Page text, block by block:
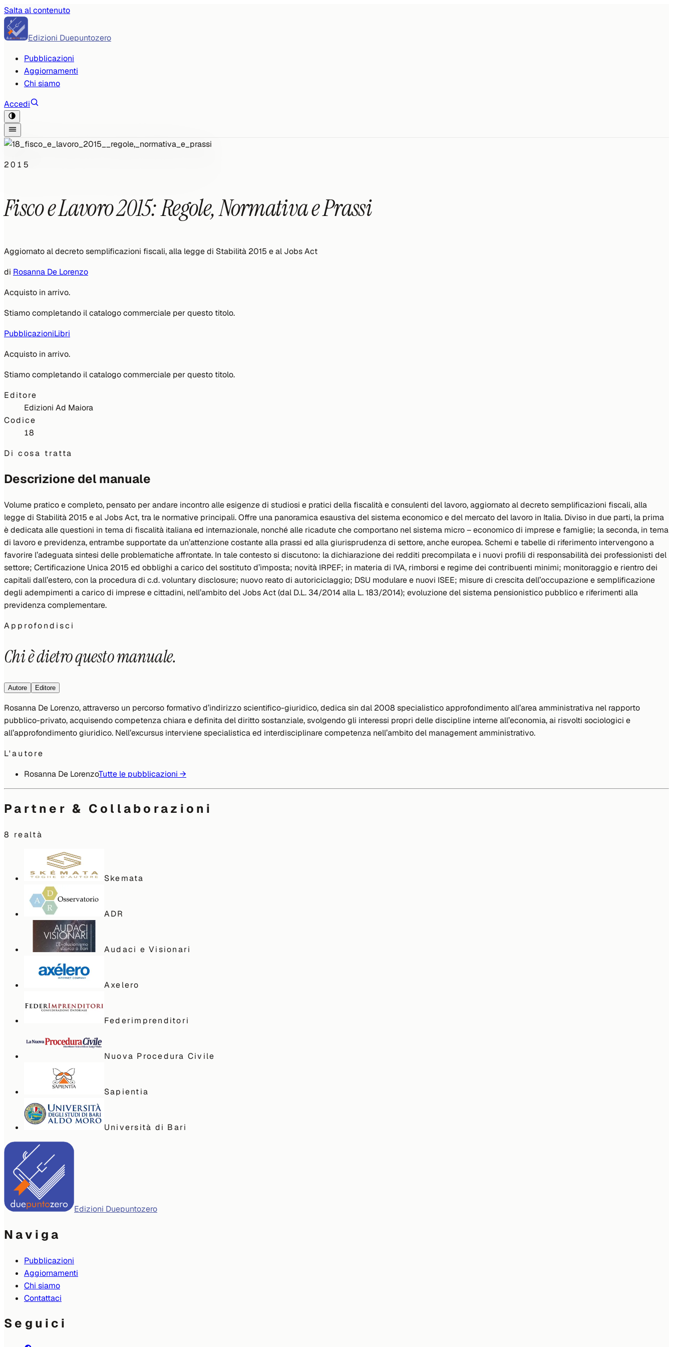
Salta al contenuto
Edizioni Duepuntozero
Pubblicazioni
Aggiornamenti
Chi siamo
Accedi
2015
Fisco e Lavoro 2015: Regole, Normativa e Prassi
Aggiornato al decreto semplificazioni fiscali, alla legge di Stabilità 2015 e al Jobs Act
di Rosanna De Lorenzo
Acquisto in arrivo.
Stiamo completando il catalogo commerciale per questo titolo.
PubblicazioniLibri
Acquisto in arrivo.
Stiamo completando il catalogo commerciale per questo titolo.
Editore
Edizioni Ad Maiora
Codice
18
Di cosa tratta
Descrizione del manuale
Volume pratico e completo, pensato per andare incontro alle esigenze di studiosi e pratici della fiscalità e consulenti del lavoro, aggiornato al decreto semplificazioni fiscali, alla
legge di Stabilità 2015 e al Jobs Act, tra le normative principali. Offre una panoramica esaustiva del sistema economico e del mercato del lavoro in Italia. Diviso in due parti, la prima
è dedicata alle questioni in tema di fiscalità italiana ed internazionale, nonché alle ricadute che comportano nel sistema micro – economico di imprese e famiglie; la seconda, in tema
di lavoro e previdenza, entrambe supportate da un’attenzione costante alla prassi ed alla giurisprudenza di settore, anche europea. Schemi e tabelle di riferimento intervengono a
favorire l’adeguata sintesi delle problematiche affrontate. In tale contesto si discutono: la dichiarazione dei redditi precompilata e i nuovi profili di responsabilità dei professionisti del
settore; Certificazione Unica 2015 ed obblighi a carico del sostituto d’imposta; novità IRPEF; in materia di IVA, rimborsi e regime dei contribuenti minimi; monitoraggio e rientro dei
capitali dall’estero, con la procedura di c.d. voluntary disclosure; nuovo reato di autoriciclaggio; DSU modulare e nuovi ISEE; misure di crescita dell’occupazione e semplificazione
degli adempimenti a carico di imprese e cittadini, nell’ambito del Jobs Act (dal D.L. 34/2014 alla L. 183/2014); evoluzione del sistema pensionistico pubblico e riferimenti alla
previdenza complementare.
Approfondisci
Chi è dietro questo manuale.
Autore Editore
Rosanna De Lorenzo, attraverso un percorso formativo d’indirizzo scientifico-giuridico, dedica sin dal 2008 specialistico approfondimento all’area amministrativa nel rapporto
pubblico-privato, acquisendo competenza chiara e definita del diritto sostanziale, svolgendo gli interessi propri delle discipline interne all’economia, ai risvolti sociologici e
all’approfondimento giuridico. Nell’excursus interviene specialistica ed interdisciplinare competenza nell’ambito del management amministrativo.
L'autore
Rosanna De LorenzoTutte le pubblicazioni →
Partner & Collaborazioni
8 realtà
Skemata
ADR
Audaci e Visionari
Axelero
Federimprenditori
Nuova Procedura Civile
Sapientia
Università di Bari
Edizioni Duepuntozero
Naviga
Pubblicazioni
Aggiornamenti
Chi siamo
Contattaci
Seguici